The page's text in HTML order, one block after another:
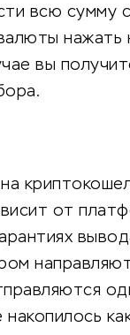
всю сумму
нажать
вы
от